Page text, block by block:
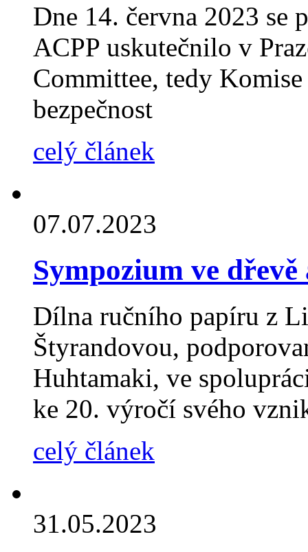
Dne 14. června 2023 se
ACPP uskutečnilo v
Committee, tedy
bezpečnost
celý článek
07.07.2023
Sympozium ve
Dílna ručního papíru z
Štyrandovou,
Huhtamaki, ve
ke 20. výročí svého
celý článek
31.05.2023